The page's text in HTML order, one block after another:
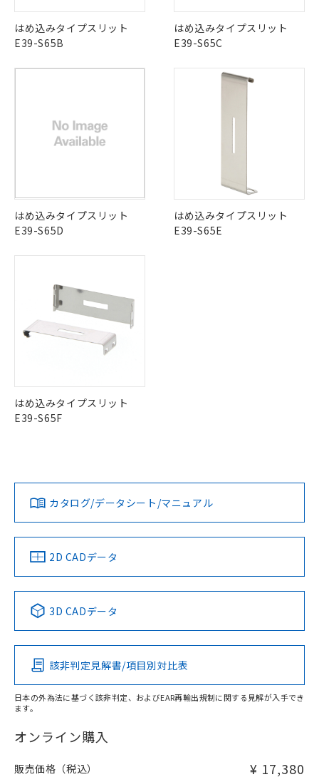
はめ込みタイプスリット
E39-S65B
はめ込みタイプスリット
E39-S65C
はめ込みタイプスリット
E39-S65D
はめ込みタイプスリット
E39-S65E
はめ込みタイプスリット
E39-S65F
カタログ/データシート/マニュアル
2D CADデータ
3D CADデータ
該非判定見解書/項目別対比表
日本の外為法に基づく該非判定、およびEAR再輸出規制に関する見解が入手でき
ます。
オンライン購入
販売価格（税込） ¥ 17,380